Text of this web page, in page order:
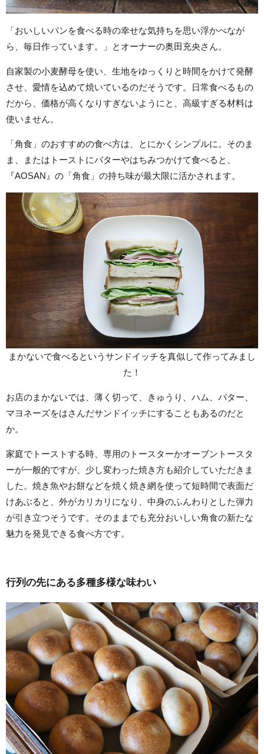
「おいしいパンを食べる時の幸せな気持ちを思い浮かべなが
ら、毎日作っています。」とオーナーの奥田充央さん。
自家製の小麦酵母を使い、生地をゆっくりと時間をかけて発酵
させ、愛情を込めて焼いているのだそうです。日常食べるもの
だから、価格が高くなりすぎないようにと、高級すぎる材料は
使いません。
「角食」のおすすめの食べ方は、とにかくシンプルに。そのま
ま、またはトーストにバターやはちみつかけて食べると、
『AOSAN』の「角食」の持ち味が最大限に活かされます。
まかないで食べるというサンドイッチを真似して作ってみまし
た！
お店のまかないでは、薄く切って、きゅうり、ハム、バター、
マヨネーズをはさんだサンドイッチにすることもあるのだと
か。
家庭でトーストする時、専用のトースターかオーブントースタ
ーが一般的ですが、少し変わった焼き方も紹介していただきま
した。焼き魚やお餅などを焼く焼き網を使って短時間で表面だ
けあぶると、外がカリカリになり、中身のふんわりとした弾力
が引き立つそうです。そのままでも充分おいしい角食の新たな
魅力を発見できる食べ方です。
行列の先にある多種多様な味わい